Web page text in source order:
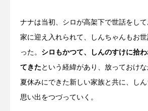
ナナは当初、シロが高架下で世話をし
家に迎え入れられて、しんちゃんもお
った。 シロもかつて、しんのすけに拾
てきた という経緯があり、放っておけな
夏休みにできた新しい家族と共に、し
思い出をつづっていく。